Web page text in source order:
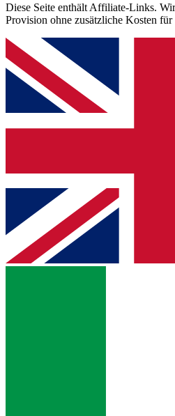
Diese Seite enthält Affiliate-Links.
Provision ohne zusätzliche Kosten für